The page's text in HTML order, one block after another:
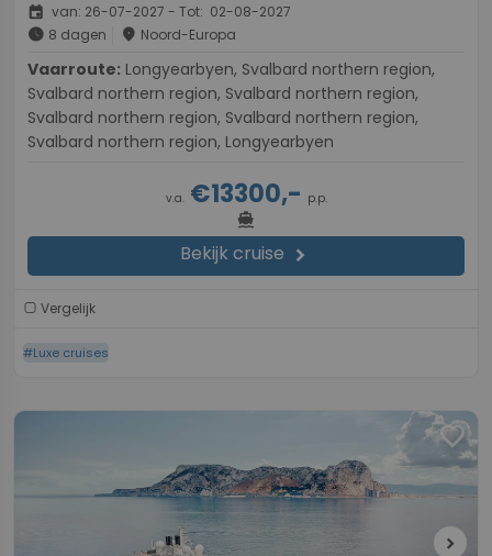
event van: 26-07-2027 - Tot: 02-08-2027
schedule 8 dagen place Noord-Europa
Vaarroute:
Svalbard northern region, Svalbard northern region,
Svalbard northern region, Svalbard northern region,
Svalbard northern region, Longyearbyen
v.a.€13300,- p.p.
directions_boat
Bekijk cruise chevron_right
Vergelijk
#Luxe cruises
favorite
chevron_right